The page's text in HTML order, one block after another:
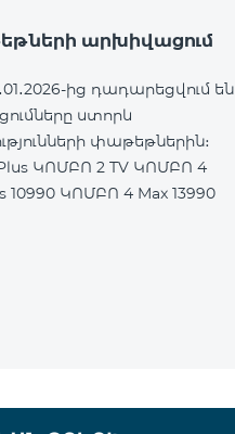
արխիվացում
ից դադարեցվում են
ստորև
փաթեթներին։
ԿՈՄԲՈ 2 TV ԿՈՄԲՈ 4
ԿՈՄԲՈ 4 Max 13990